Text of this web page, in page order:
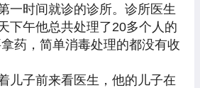
一时间就诊的诊所。诊所医生
下午他总共处理了20多个人的
药，简单消毒处理的都没有收
儿子前来看医生，他的儿子在